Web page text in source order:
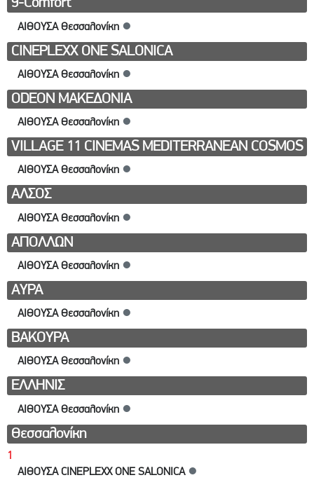
ΑΙΘΟΥΣΑ Θεσσαλονίκη ●
CINEPLEXX ONE SALONICA
ΑΙΘΟΥΣΑ Θεσσαλονίκη ●
ODEON ΜΑΚΕΔΟΝΙΑ
ΑΙΘΟΥΣΑ Θεσσαλονίκη ●
VILLAGE 11 CINEMAS MEDITERRANEAN COSMOS
ΑΙΘΟΥΣΑ Θεσσαλονίκη ●
ΑΛΣΟΣ
ΑΙΘΟΥΣΑ Θεσσαλονίκη ●
ΑΠΟΛΛΩΝ
ΑΙΘΟΥΣΑ Θεσσαλονίκη ●
ΑΥΡΑ
ΑΙΘΟΥΣΑ Θεσσαλονίκη ●
ΒΑΚΟΥΡΑ
ΑΙΘΟΥΣΑ Θεσσαλονίκη ●
ΕΛΛΗΝΙΣ
ΑΙΘΟΥΣΑ Θεσσαλονίκη ●
Θεσσαλονίκη
1
ΑΙΘΟΥΣΑ CINEPLEXX ONE SALONICA ●